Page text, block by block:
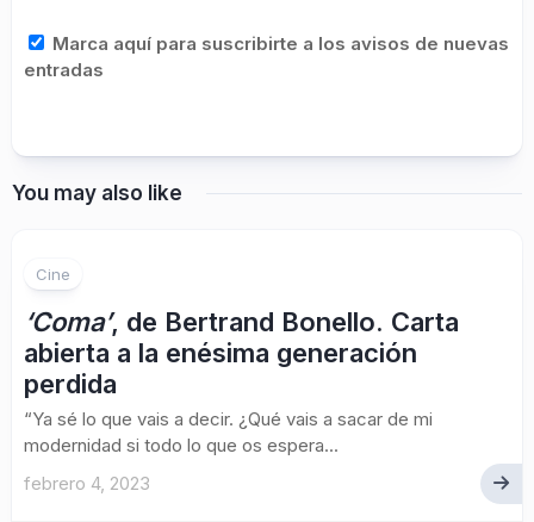
Marca aquí para suscribirte a los avisos de nuevas
entradas
You may also like
Cine
‘Coma’, de Bertrand Bonello. Carta
abierta a la enésima generación
perdida
“Ya sé lo que vais a decir. ¿Qué vais a sacar de mi
modernidad si todo lo que os espera...
febrero 4, 2023